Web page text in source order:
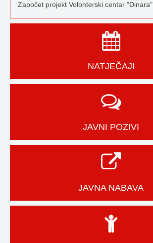
Započet projekt Volonterski centar "Dinara"
NATJEČAJI
JAVNI POZIVI
JAVNA NABAVA